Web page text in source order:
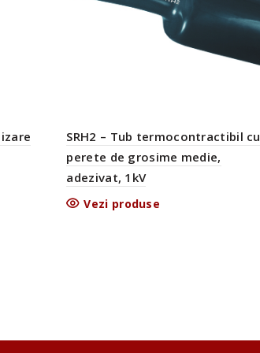
SRH2 – Tub termocontractibil cu
perete de grosime medie,
adezivat, 1kV
Vezi produse